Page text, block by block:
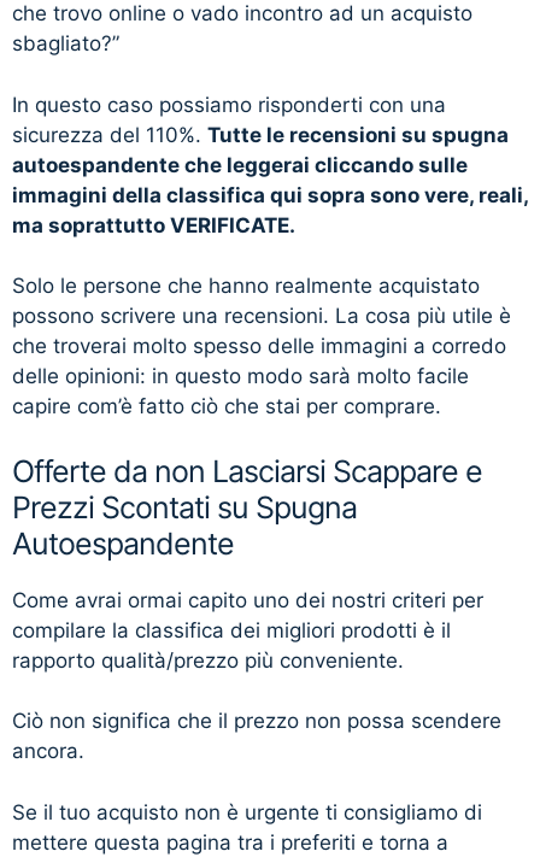
che trovo online o vado incontro ad un acquisto
sbagliato?”
In questo caso possiamo risponderti con una
sicurezza del 110%. Tutte le recensioni su spugna
autoespandente che leggerai cliccando sulle
immagini della classifica qui sopra sono vere, reali,
ma soprattutto VERIFICATE.
Solo le persone che hanno realmente acquistato
possono scrivere una recensioni. La cosa più utile è
che troverai molto spesso delle immagini a corredo
delle opinioni: in questo modo sarà molto facile
capire com’è fatto ciò che stai per comprare.
Offerte da non Lasciarsi Scappare e
Prezzi Scontati su Spugna
Autoespandente
Come avrai ormai capito uno dei nostri criteri per
compilare la classifica dei migliori prodotti è il
rapporto qualità/prezzo più conveniente.
Ciò non significa che il prezzo non possa scendere
ancora.
Se il tuo acquisto non è urgente ti consigliamo di
mettere questa pagina tra i preferiti e torna a